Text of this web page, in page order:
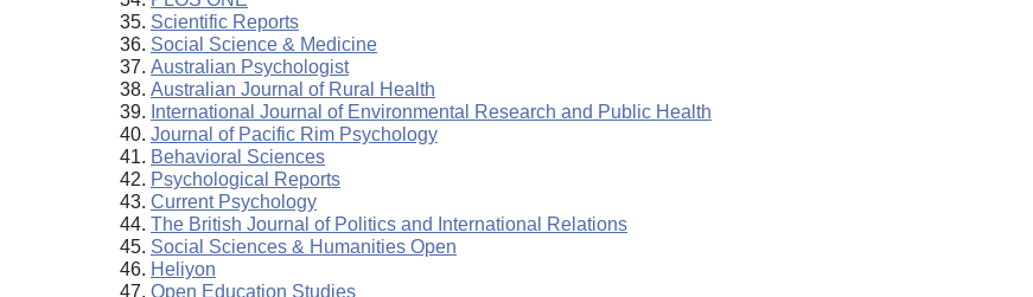
Scientific Reports
Social Science & Medicine
Australian Psychologist
Australian Journal of Rural Health
International Journal of Environmental Research and Public Health
Journal of Pacific Rim Psychology
Behavioral Sciences
Psychological Reports
Current Psychology
The British Journal of Politics and International Relations
Social Sciences & Humanities Open
Heliyon
Open Education Studies